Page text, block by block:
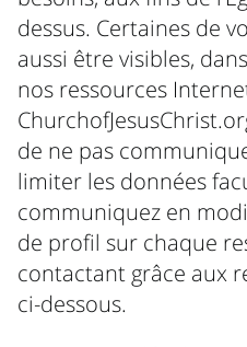
dessus. Certaines de
aussi être visibles,
nos ressources
de ne pas
limiter les données
communiquez en
de profil sur chaque
contactant grâce aux
ci-dessous.